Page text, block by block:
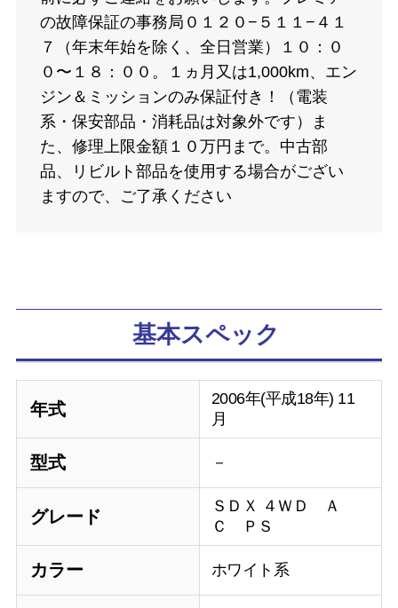
の故障保証の事務局０１２０−５１１−４１
７（年末年始を除く、全日営業）１０：０
０〜１８：００。１ヵ月又は1,000km、エン
ジン＆ミッションのみ保証付き！（電装
系・保安部品・消耗品は対象外です）ま
た、修理上限金額１０万円まで。中古部
品、リビルト部品を使用する場合がござい
ますので、ご了承ください
基本スペック
年式
2006年(平成18年) 11
月
型式 －
グレード
ＳＤＸ ４ＷＤ Ａ
Ｃ ＰＳ
カラー ホワイト系